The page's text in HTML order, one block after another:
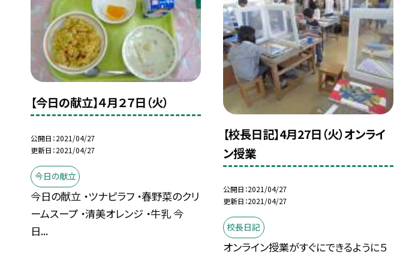
【今日の献立】４月２７日（火）
公開日 2021/04/27
更新日 2021/04/27
今日の献立
今日の献立 ・ツナピラフ ・春野菜のクリ
ームスープ ・清美オレンジ ・牛乳 今
日...
【校長日記】4月27日（火）オンライ
ン授業
公開日 2021/04/27
更新日 2021/04/27
校長日記
オンライン授業がすぐにできるように５